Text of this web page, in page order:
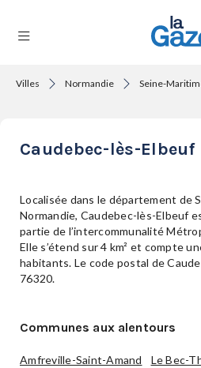
FORMATS
SERVICES
Villes Normandie Seine-
Caudebec-lès-Elbeuf
Localisée dans le département de
Normandie, Caudebec-lès-Elbeuf
partie de l’intercommunalité
Elle s’étend sur 4 km² et compte
habitants. Le code postal de
76320.
Communes aux alentours
Amfreville-Saint-Amand Le Bec-